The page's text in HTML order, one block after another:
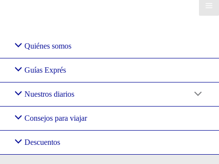
Quiénes somos
Guías Exprés
Nuestros diarios
Consejos para viajar
Descuentos